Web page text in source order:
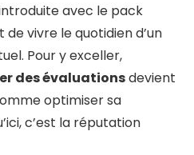
avec le pack
de vivre le quotidien d’un
Pour y exceller,
des évaluationsdevient
optimiser sa
c’est la réputation